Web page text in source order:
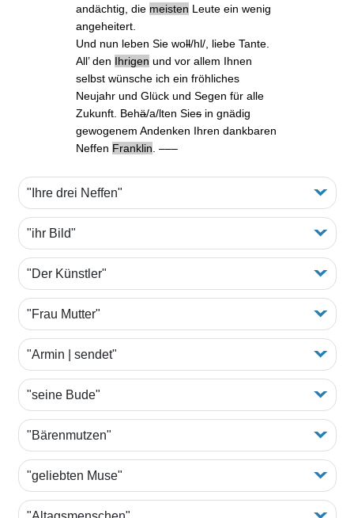
andächtig, die meisten Leute ein wenig
angeheitert.
Und nun leben Sie woll/hl/, liebe Tante.
All’ den Ihrigen und vor allem Ihnen
selbst wünsche ich ein fröhliches
Neujahr und Glück und Segen für alle
Zukunft. Behä/a/lten Siesin gnädig
gewogenem Andenken Ihren dankbaren
Neffen Franklin . –––
"Ihre drei Neffen"
"ihr Bild"
"Der Künstler"
"Frau Mutter"
"Armin | sendet"
"seine Bude"
"Bärenmutzen"
"geliebten Muse"